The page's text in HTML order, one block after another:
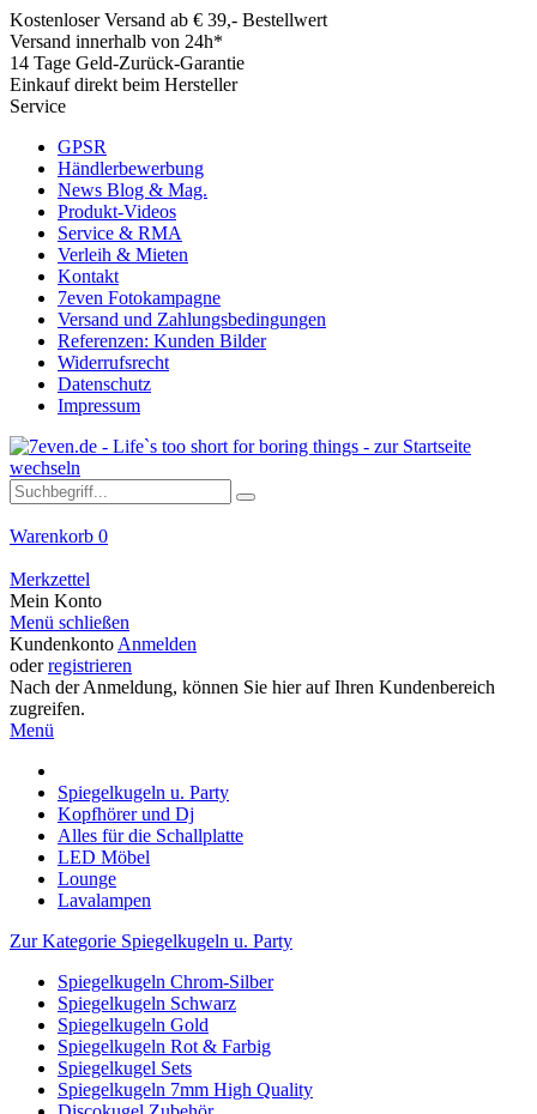
Kostenloser Versand ab € 39,- Bestellwert
Versand innerhalb von 24h*
14 Tage Geld-Zurück-Garantie
Einkauf direkt beim Hersteller
Service
GPSR
Händlerbewerbung
News Blog & Mag.
Produkt-Videos
Service & RMA
Verleih & Mieten
Kontakt
7even Fotokampagne
Versand und Zahlungsbedingungen
Referenzen: Kunden Bilder
Widerrufsrecht
Datenschutz
Impressum
Warenkorb 0
Merkzettel
Mein Konto
Menü schließen
Kundenkonto Anmelden
oderregistrieren
Nach der Anmeldung, können Sie hier auf Ihren Kundenbereich
zugreifen.
Menü
Spiegelkugeln u. Party
Kopfhörer und Dj
Alles für die Schallplatte
LED Möbel
Lounge
Lavalampen
Zur Kategorie Spiegelkugeln u. Party
Spiegelkugeln Chrom-Silber
Spiegelkugeln Schwarz
Spiegelkugeln Gold
Spiegelkugeln Rot & Farbig
Spiegelkugel Sets
Spiegelkugeln 7mm High Quality